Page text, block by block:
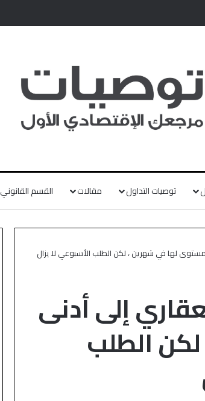
توصيات التداول مقالات القسم القانوني
لها في شهرين ، لكن الطلب الأسبوعي لا يزال
إلى أدنى
الطلب